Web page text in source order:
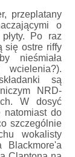
przeplatany
o
Po raz
się ostre riffy
nieśmiała
wcielenia?).
są
NRD-
W dosyć
natomiast do
szczególnie
wokalisty
Blackmore'a